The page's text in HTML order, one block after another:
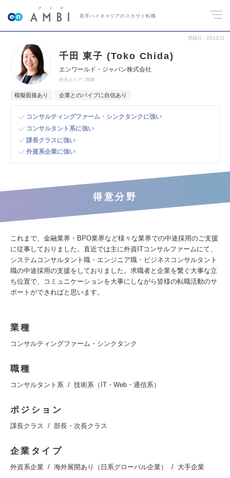
若手ハイキャリアのスカウト転職
登録日 23/12/11
千田 東子 (Toko Chida)
エンワールド・ジャパン株式会社
担当エリア 関東
模擬面接あり 企業とのパイプに自信あり
コンサルティングファーム・シンクタンクに強い
コンサルタント系に強い
課長クラスに強い
外資系企業に強い
得意分野
これまで、金融業界・BPO業界など様々な業界での中途採用のご支援
に従事しておりました。直近では主に外資ITコンサルファームにて、
システムコンサルタント職・エンジニア職・ビジネスコンサルタント
職の中途採用の支援をしておりました。求職者と企業を繋ぐ大事な立
ち位置で、コミュニケーションを大事にしながら皆様の転職活動のサ
ポートができればと思います。
業種
コンサルティングファーム・シンクタンク
職種
コンサルタント系 技術系（IT・Web・通信系）
ポジション
課長クラス 部長・次長クラス
企業タイプ
外資系企業 海外展開あり（日系グローバル企業） 大手企業